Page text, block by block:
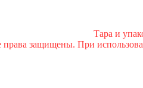
Тара и
права защищены. При